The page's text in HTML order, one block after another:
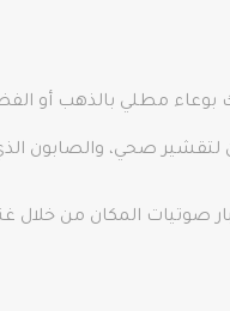
مطلي بالذهب أو
صحي، والصابون الذي
صوتيات المكان من